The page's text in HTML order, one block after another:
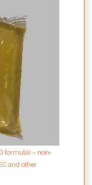
formula) – non-
and other